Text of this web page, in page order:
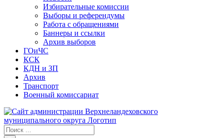
Избирательные комиссии
Выборы и референдумы
Работа с обращениями
Баннеры и ссылки
Архив выборов
ГОиЧС
КСК
КДН и ЗП
Архив
Транспорт
Военный комиссариат
Результат